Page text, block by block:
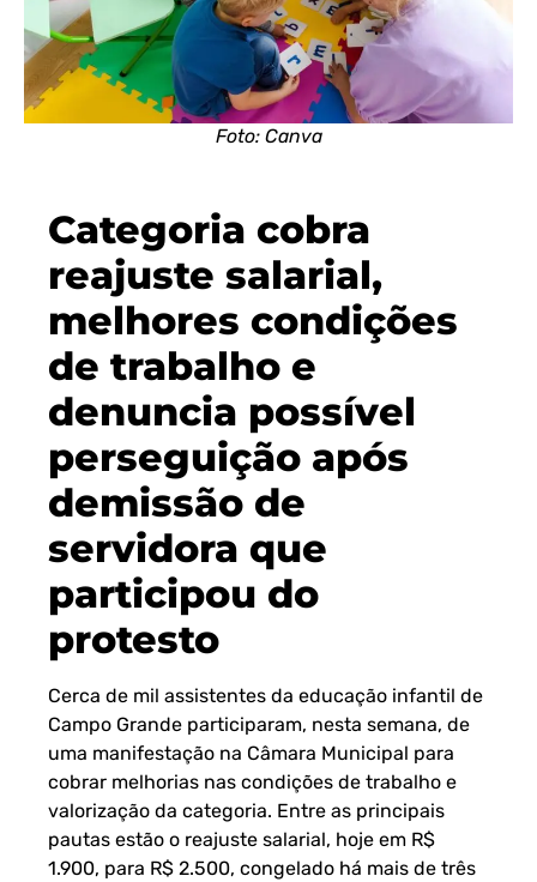
Foto: Canva
Categoria cobra
reajuste salarial,
melhores condições
de trabalho e
denuncia possível
perseguição após
demissão de
servidora que
participou do
protesto
Cerca de mil assistentes da educação infantil de
Campo Grande participaram, nesta semana, de
uma manifestação na Câmara Municipal para
cobrar melhorias nas condições de trabalho e
valorização da categoria. Entre as principais
pautas estão o reajuste salarial, hoje em R$
1.900, para R$ 2.500, congelado há mais de três